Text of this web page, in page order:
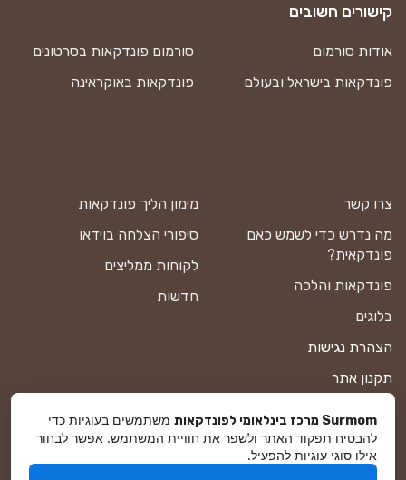
צרו קשר
מה נדרש כדי לשמש כאם
פונדקאית?
פונדקאות והלכה
בלוגים
הצהרת נגישות
תקנון אתר
מפת אתר
מימון הליך פונדקאות
סיפורי הצלחה בוידאו
לקוחות ממליצים
חדשות
קישורים חשובים
אודות סורמום
סורמום פונדקאות בסרטונים
פונדקאות בישראל ובעולם
פונדקאות באוקראינה
Surmom מרכז בינלאומי לפונדקאות
משתמשים בעוגיות כדי
להבטיח תפקוד האתר ולשפר את חוויית המשתמש. אפשר לבחור
אילו סוגי עוגיות להפעיל.